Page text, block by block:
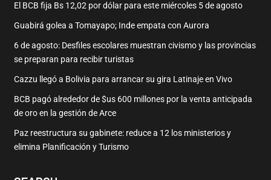
El BCB fija Bs 12,02 por dólar para este miércoles 5 de agosto
Guabirá golea a Tomayapo; Inde empata con Aurora
6 de agosto: Desfiles escolares muestran civismo y las provincias
se preparan para recibir turistas
Cazzu llegó a Bolivia para arrancar su gira Latinaje en Vivo
BCB pagó alrededor de $us 600 millones por la venta anticipada
de oro en la gestión de Arce
Paz reestructura su gabinete: reduce a 12 los ministerios y
elimina Planificación y Turismo